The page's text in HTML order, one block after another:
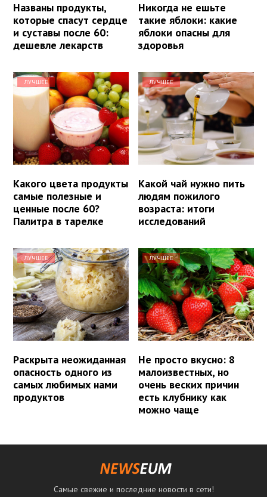
Названы продукты,
которые спасут сердце
и суставы после 60:
дешевле лекарств
Никогда не ешьте
такие яблоки: какие
яблоки опасны для
здоровья
ЛУЧШЕЕ
Какого цвета продукты
самые полезные и
ценные после 60?
Палитра в тарелке
ЛУЧШЕЕ
Какой чай нужно пить
людям пожилого
возраста: итоги
исследований
ЛУЧШЕЕ
Раскрыта неожиданная
опасность одного из
самых любимых нами
продуктов
ЛУЧШЕЕ
Не просто вкусно: 8
малоизвестных, но
очень веских причин
есть клубнику как
можно чаще
Самые свежие и последние новости в сети!